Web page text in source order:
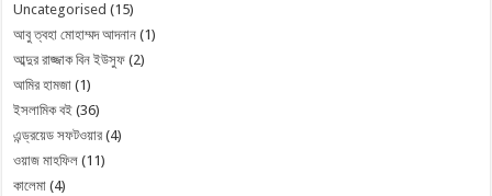
Uncategorised (15)
আবু ত্বহা মোহাম্মদ আদনান (1)
আব্দুর রাজ্জাক বিন ইউসুফ (2)
আমির হামজা (1)
ইসলামিক বই (36)
এন্ড্রয়েড সফটওয়ার (4)
ওয়াজ মাহফিল (11)
কালেমা (4)